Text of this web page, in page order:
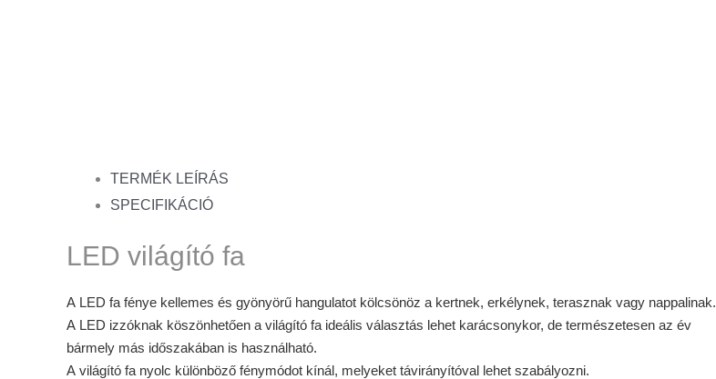
TERMÉK LEÍRÁS
SPECIFIKÁCIÓ
LED világító fa
A LED fa fénye kellemes és gyönyörű hangulatot kölcsönöz a kertnek, erkélynek, terasznak vagy nappalinak.
A LED izzóknak köszönhetően a világító fa ideális választás lehet karácsonykor, de természetesen az év
bármely más időszakában is használható.
A világító fa nyolc különböző fénymódot kínál, melyeket távirányítóval lehet szabályozni.